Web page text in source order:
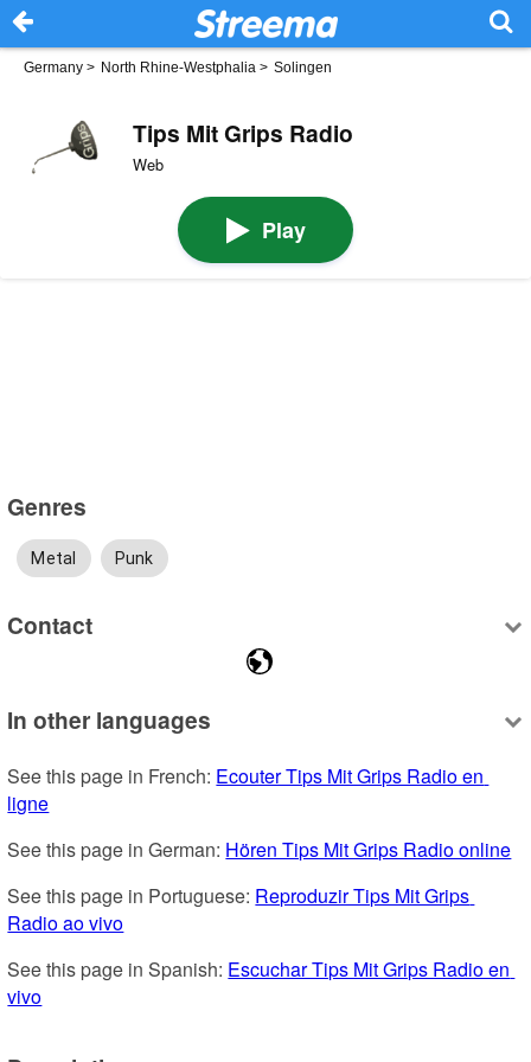
Germany > North Rhine-Westphalia > Solingen
Tips Mit Grips Radio
Web
Play
Genres
Metal Punk
Contact
In other languages
See this page in French: Ecouter Tips Mit Grips Radio en
ligne
See this page in German: Hören Tips Mit Grips Radio online
See this page in Portuguese: Reproduzir Tips Mit Grips
Radio ao vivo
See this page in Spanish: Escuchar Tips Mit Grips Radio en
vivo